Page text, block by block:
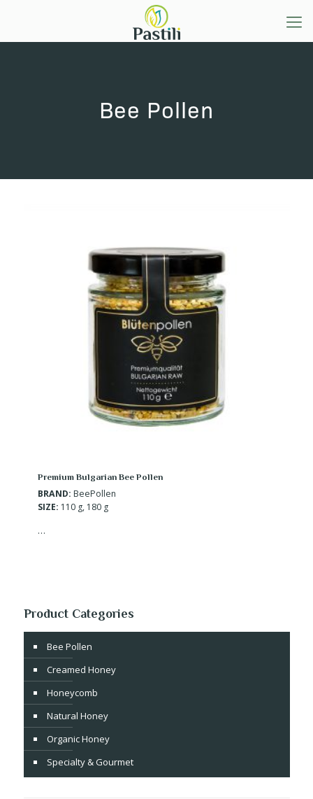
Bee Pollen
Premium Bulgarian Bee Pollen
BRAND: BeePollen
SIZE: 110 g, 180 g
…
Product Categories
Bee Pollen
Creamed Honey
Honeycomb
Natural Honey
Organic Honey
Specialty & Gourmet